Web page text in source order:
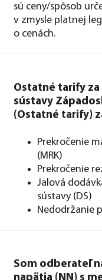
sú ceny/spôsob
v zmysle platnej
o cenách.
Ostatné tarify
sústavy
(Ostatné tarify)
Prekročenie
(MRK)
Prekročenie
Jalová
sústavy (DS)
Nedodržanie
Som odberateľ
napätia (NN) s